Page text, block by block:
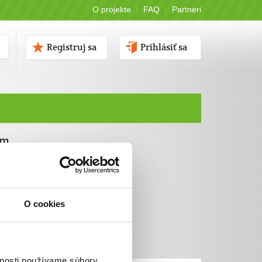
O cookies
O projekte FAQ Partneri
Prihlásiť sa
Registruj sa